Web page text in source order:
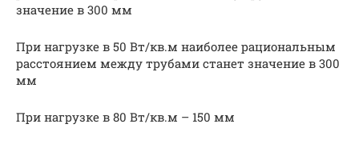
значение в 300 мм
При нагрузке в 50 Вт/кв.м наиболее рациональным
расстоянием между трубами станет значение в 300
мм
При нагрузке в 80 Вт/кв.м – 150 мм